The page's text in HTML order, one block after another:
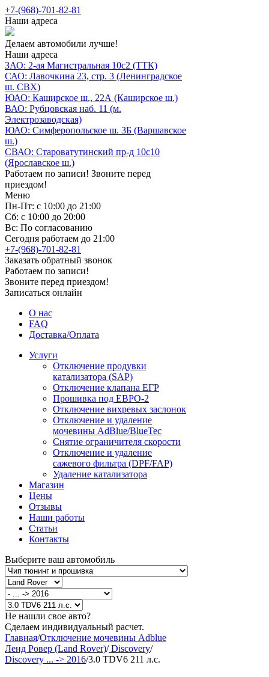
+7-(968)-701-82-81
Наши адреса
Делаем автомобили лучше!
Наши адреса
ЗАО: 2-ая Магистральная 10с2 (ТТК)
САО: Лавочкина 23, стр. 3 (Ленинградское
ш. СВХ)
ЮАО: Каширское ш., 22А (Каширское ш.)
ВАО: Рубцовская наб. 11 (м.
Электрозаводская)
ЮАО: Симферопольское ш. 3Б (Варшавское
ш.)
СВАО: Староватутинский пр-д 10с10
(Ярославское ш.)
Работаем по записи! Звоните перед
приездом!
Меню
Пн-Пт: с 10:00 до 21:00
Сб: с 10:00 до 20:00
Вс: По согласованию
Сегодня работаем до 21:00
+7-(968)-701-82-81
Заказать обратный звонок
Работаем по записи!
Звоните перед приездом!
Записаться онлайн
О нас
FAQ
Доставка/Оплата
Услуги
Отключение продувки
катализатора (SAP)
Отключение клапана ЕГР
Прошивка под ЕВРО-2
Отключение вихревых заслонок
Отключение и удаление
мочевины AdBlue/BlueTec
Снятие ограничителя скорости
Отключение и удаление
сажевого фильтра (DPF/FAP)
Удаление катализатора
Магазин
Цены
Отзывы
Наши работы
Статьи
Контакты
Выберите ваш автомобиль
Не нашли свое авто?
Сделаем индивидуальный расчет.
Главная/Отключение мочевины Adblue
Ленд Ровер (Land Rover)/Discovery/
Discovery ... -> 2016/3.0 TDV6 211 л.с.